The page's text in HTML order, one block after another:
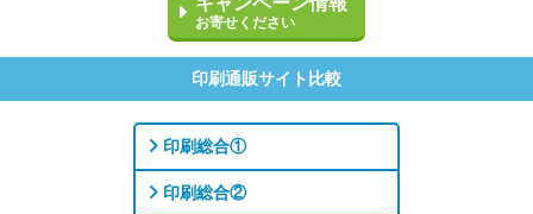
お寄せください
印刷通販サイト比較
印刷総合①
印刷総合②